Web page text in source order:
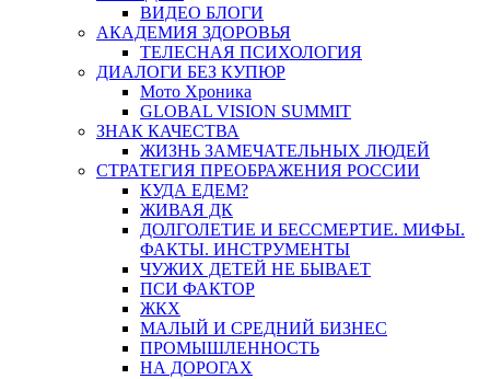
ВИДЕО БЛОГИ
АКАДЕМИЯ ЗДОРОВЬЯ
ТЕЛЕСНАЯ ПСИХОЛОГИЯ
ДИАЛОГИ БЕЗ КУПЮР
Мото Хроника
GLOBAL VISION SUMMIT
ЗНАК КАЧЕСТВА
ЖИЗНЬ ЗАМЕЧАТЕЛЬНЫХ ЛЮДЕЙ
СТРАТЕГИЯ ПРЕОБРАЖЕНИЯ РОССИИ
КУДА ЕДЕМ?
ЖИВАЯ ДК
ДОЛГОЛЕТИЕ И БЕССМЕРТИЕ. МИФЫ.
ФАКТЫ. ИНСТРУМЕНТЫ
ЧУЖИХ ДЕТЕЙ НЕ БЫВАЕТ
ПСИ ФАКТОР
ЖКХ
МАЛЫЙ И СРЕДНИЙ БИЗНЕС
ПРОМЫШЛЕННОСТЬ
НА ДОРОГАХ